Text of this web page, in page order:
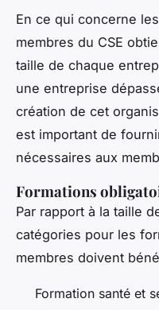
En ce qui concerne
membres du CSE
taille de chaque
une entreprise
création de cet
est important de
nécessaires aux
Formations
Par rapport à la taille
catégories pour les
membres doivent
Formation santé et